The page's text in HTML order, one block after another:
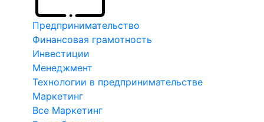
Предпринимательство
Финансовая грамотность
Инвестиции
Менеджмент
Технологии в предпринимательстве
Маркетинг
Все Маркетинг